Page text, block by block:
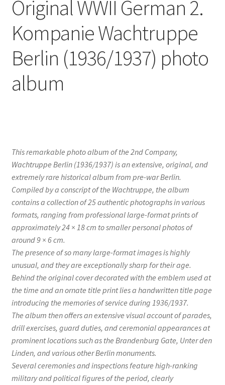
Original WWII German 2.
Kompanie Wachtruppe
Berlin (1936/1937) photo
album
This remarkable photo album of the 2nd Company,
Wachtruppe Berlin (1936/1937) is an extensive, original, and
extremely rare historical album from pre-war Berlin.
Compiled by a conscript of the Wachtruppe, the album
contains a collection of 25 authentic photographs in various
formats, ranging from professional large-format prints of
approximately 24 × 18 cm to smaller personal photos of
around 9 × 6 cm.
The presence of so many large-format images is highly
unusual, and they are exceptionally sharp for their age.
Behind the original cover decorated with the emblem used at
the time and an ornate title print lies a handwritten title page
introducing the memories of service during 1936/1937.
The album then offers an extensive visual account of parades,
drill exercises, guard duties, and ceremonial appearances at
prominent locations such as the Brandenburg Gate, Unter den
Linden, and various other Berlin monuments.
Several ceremonies and inspections feature high-ranking
military and political figures of the period, clearly